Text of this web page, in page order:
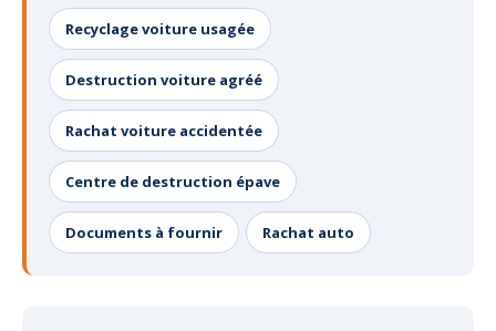
Recyclage voiture usagée
Destruction voiture agréé
Rachat voiture accidentée
Centre de destruction épave
Documents à fournir Rachat auto